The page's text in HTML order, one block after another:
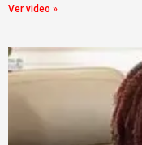
Ver video »